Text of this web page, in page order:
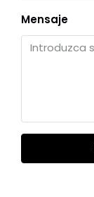
Mensaje